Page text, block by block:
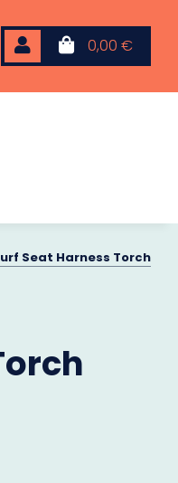
0,00 €
NEOPREN
Seat Harness Torch